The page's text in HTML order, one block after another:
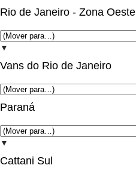
Rio de Janeiro - Zona Oeste
▼
Vans do Rio de Janeiro
Paraná
▼
Cattani Sul